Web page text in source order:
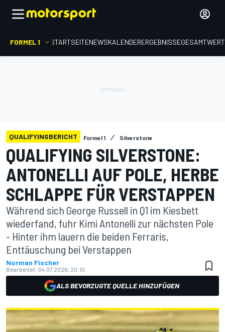
FORMEL 1 STARTSEITENEWSKALENDERERGEBNISSE
QUALIFYINGBERICHT Formel 1 Silverstone
QUALIFYING SILVERSTONE:
ANTONELLI AUF POLE, HERBE
SCHLAPPE FÜR VERSTAPPEN
Während sich George Russell in Q1 im Kiesbett
wiederfand, fuhr Kimi Antonelli zur nächsten Pole
- Hinter ihm lauern die beiden Ferraris,
Enttäuschung bei Verstappen
Norman Fischer
Bearbeitet: 04.07.2026, 20:10
ALS BEVORZUGTE QUELLE HINZUFÜGEN